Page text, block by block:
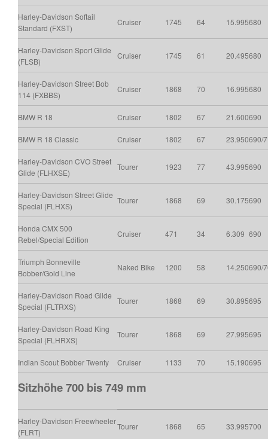
Harley-Davidson Softail
Standard (FXST)
Cruiser 1745 64 15.995680
Harley-Davidson Sport Glide
(FLSB)
Cruiser 1745 61 20.495680
Harley-Davidson Street Bob
114 (FXBBS)
Cruiser 1868 70 16.995680
BMW R 18 Cruiser 1802 67 21.600690
BMW R 18 Classic Cruiser 1802 67 23.950690/
Harley-Davidson CVO Street
Glide (FLHXSE)
Tourer 1923 77 43.995690
Harley-Davidson Street Glide
Special (FLHXS)
Tourer 1868 69 30.175690
Honda CMX 500
Rebel/Special Edition
Cruiser 471 34 6.309 690
Triumph Bonneville
Bobber/Gold Line
Naked Bike 1200 58 14.250690/
Harley-Davidson Road Glide
Special (FLTRXS)
Tourer 1868 69 30.895695
Harley-Davidson Road King
Special (FLHRXS)
Tourer 1868 69 27.995695
Indian Scout Bobber Twenty Cruiser 1133 70 15.190695
Sitzhöhe 700 bis 749 mm
Harley-Davidson Freewheeler
(FLRT)
Tourer 1868 65 33.995700